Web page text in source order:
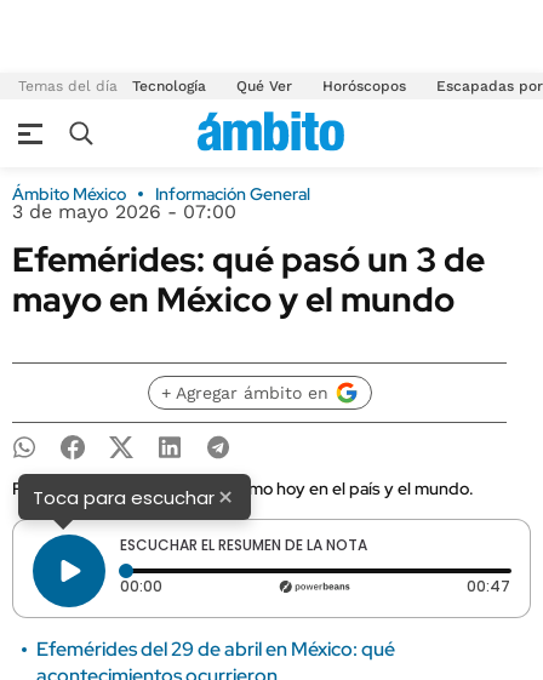
Temas del día Tecnología Qué Ver Horóscopos Escapadas
Ámbito México Información General
3 de mayo 2026 - 07:00
Efemérides: qué pasó un 3 de
mayo en México y el mundo
+ Agregar ámbito en
Recuerda qué ocurrió un día como hoy en el país y el mundo.
Toca para escuchar×
ESCUCHAR EL RESUMEN DE LA NOTA
00:00 Tiempo transcurrido: 0 segundos 00:47
Efemérides del 29 de abril en México: qué